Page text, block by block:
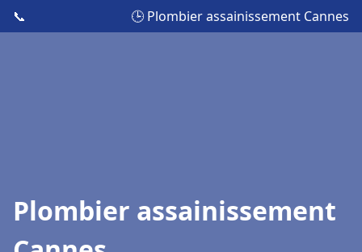
📞 🕒 Plombier assainissement Cannes
Plombier assainissement